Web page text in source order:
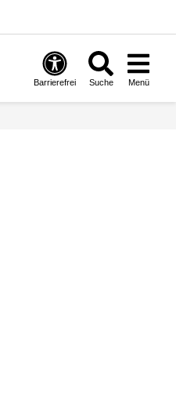
Barrierefrei Suche Menü